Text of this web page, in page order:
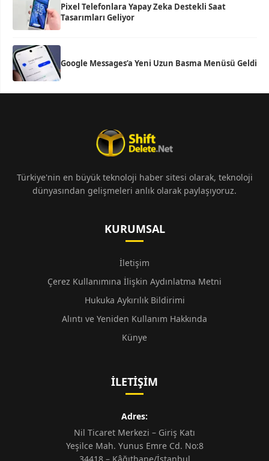
Pixel Telefonlara Yapay Zeka Destekli Saat
Tasarımları Geliyor
Google Messages’a Yeni Uzun Basma Menüsü Geldi
Türkiye'nin en büyük teknoloji haber sitesi olarak, teknoloji
dünyasından gelişmeleri anlık olarak paylaşıyoruz.
KURUMSAL
İletişim
Çerez Kullanımına İlişkin Aydınlatma Metni
Hukuka Aykırılık Bildirimi
Alıntı ve Yeniden Kullanım Hakkında
Künye
İLETIŞIM
Adres:
Nil Ticaret Merkezi – Giriş Katı
Yeşilce Mah. Yunus Emre Cd. No:8